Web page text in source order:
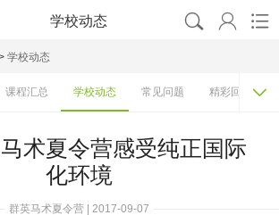
学校动态   
学校动态
课程汇总 学校动态 常见问题 精彩回顾 
术夏令营感受纯正国际
化环境
群英马术夏令营 | 2017-09-07